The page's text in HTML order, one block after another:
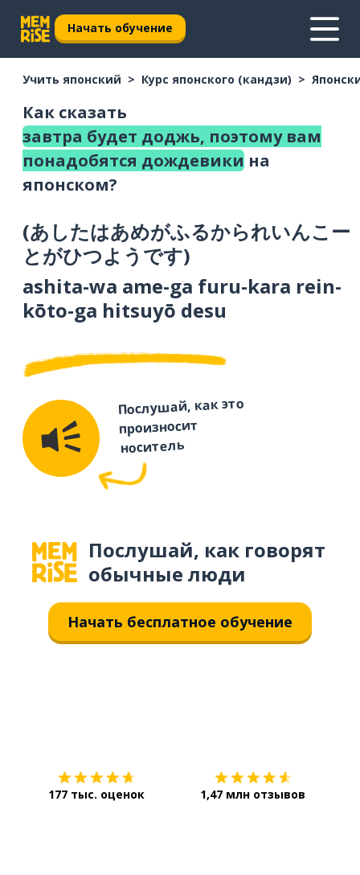
Начать обучение
Учить японский Курс японского (кандзи)
Как сказать
завтра будет доджь, поэтому вам
понадобятся дождевики на
японском?
(あしたはあめがふるかられいんこー
とがひつようです)
ashita-wa ame-ga furu-kara rein-
kōto-ga hitsuyō desu
Послушай, как это
произносит
носитель
Послушай, как говорят
обычные люди
Начать бесплатное обучение
177 тыс. оценок 1,47 млн отзывов